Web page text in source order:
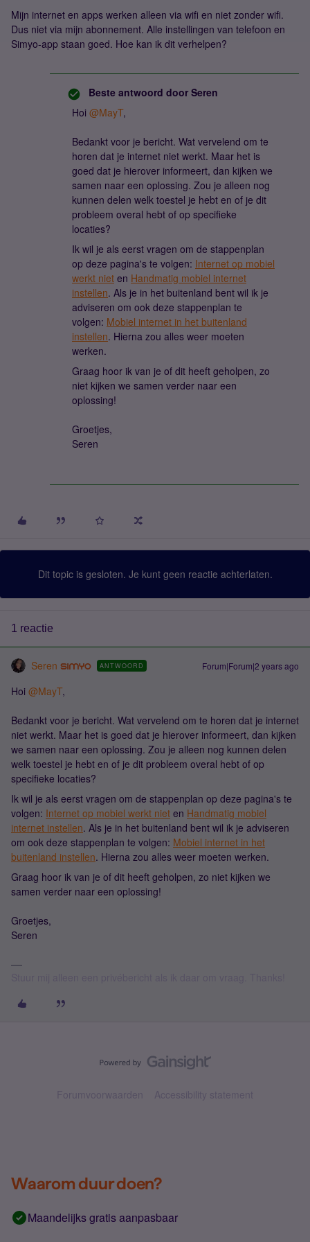
Mijn internet en apps werken alleen via wifi en niet zonder wifi.
Dus niet via mijn abonnement. Alle instellingen van telefoon en
Simyo-app staan goed. Hoe kan ik dit verhelpen?
Beste antwoord door Seren
Hoi @MayT,
Bedankt voor je bericht. Wat vervelend om te
horen dat je internet niet werkt. Maar het is
goed dat je hierover informeert, dan kijken we
samen naar een oplossing. Zou je alleen nog
kunnen delen welk toestel je hebt en of je dit
probleem overal hebt of op specifieke
locaties?
Ik wil je als eerst vragen om de stappenplan
op deze pagina's te volgen: Internet op mobiel
werkt niet en Handmatig mobiel internet
instellen. Als je in het buitenland bent wil ik je
adviseren om ook deze stappenplan te
volgen: Mobiel internet in het buitenland
instellen. Hierna zou alles weer moeten
werken.
Graag hoor ik van je of dit heeft geholpen, zo
niet kijken we samen verder naar een
oplossing!
Groetjes,
Seren
Dit topic is gesloten. Je kunt geen reactie achterlaten.
1 reactie
Seren ANTWOORD Forum|Forum|2 years ago
Hoi @MayT,
Bedankt voor je bericht. Wat vervelend om te horen dat je internet
niet werkt. Maar het is goed dat je hierover informeert, dan kijken
we samen naar een oplossing. Zou je alleen nog kunnen delen
welk toestel je hebt en of je dit probleem overal hebt of op
specifieke locaties?
Ik wil je als eerst vragen om de stappenplan op deze pagina's te
volgen: Internet op mobiel werkt niet en Handmatig mobiel
internet instellen. Als je in het buitenland bent wil ik je adviseren
om ook deze stappenplan te volgen: Mobiel internet in het
buitenland instellen. Hierna zou alles weer moeten werken.
Graag hoor ik van je of dit heeft geholpen, zo niet kijken we
samen verder naar een oplossing!
Groetjes,
Seren
Forumvoorwaarden Accessibility statement
Waarom duur doen?
Maandelijks gratis aanpasbaar